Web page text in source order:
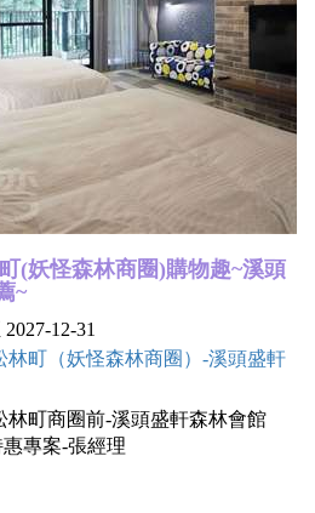
(妖怪森林商圈)購物趣~溪頭
~
12-31
林町（妖怪森林商圈）-溪頭盛軒
林町商圈前-溪頭盛軒森林會館
專案-張經理